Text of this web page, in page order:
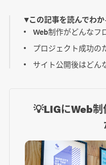
▼この記事を読んでわか
Web制作がどんなフ
プロジェクト成功の
サイト公開後はどん
💡LIGにWeb制